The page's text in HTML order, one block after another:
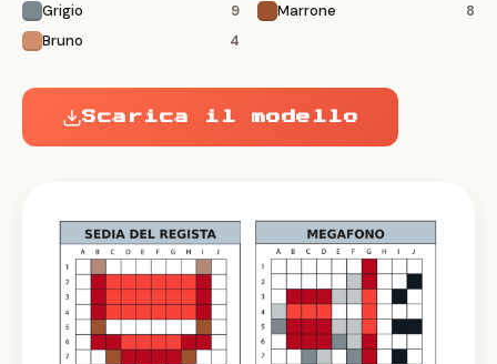
Grigio 9 Marrone 8
Bruno 4
Scarica il modello